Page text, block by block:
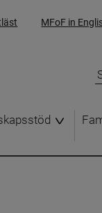
MFoF in